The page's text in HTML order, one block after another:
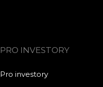
PRO INVESTORY
Pro investory